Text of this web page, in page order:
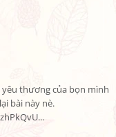
thương của bọn mình
bài này nè.